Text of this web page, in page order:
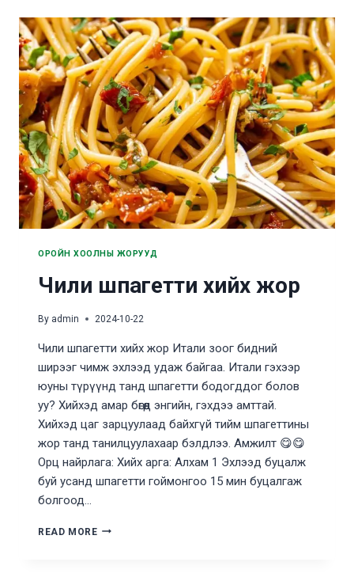
ОРОЙН ХООЛНЫ ЖОРУУД
Чили шпагетти хийх жор
By admin 2024-10-22
Чили шпагетти хийх жор Итали зоог бидний
ширээг чимж эхлээд удаж байгаа. Итали гэхээр
юуны түрүүнд танд шпагетти бодогддог болов
уу? Хийхэд амар бөгөөд энгийн, гэхдээ амттай.
Хийхэд цаг зарцуулаад байхгүй тийм шпагеттины
жор танд танилцуулахаар бэлдлээ. Амжилт 😋😋
Орц найрлага: Хийх арга: Алхам 1 Эхлээд буцалж
буй усанд шпагетти гоймонгоо 15 мин буцалгаж
болгоод…
READ MOREЧИЛИ